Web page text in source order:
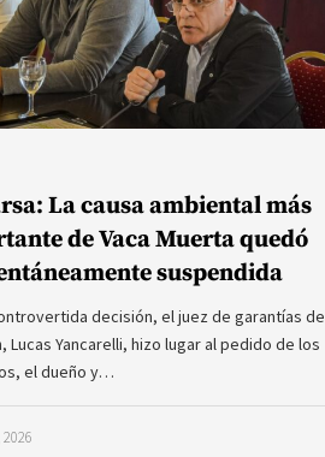
La causa ambiental más
de Vaca Muerta quedó
suspendida
decisión, el juez de garantías de
Lucas Yancarelli, hizo lugar al pedido de los
el dueño y…